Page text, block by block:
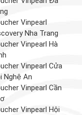
Vinpearl
Nha Trang
Vinpearl Hà
Vinpearl Cửa
Nghệ An
Vinpearl Cần
Vinpearl Hội